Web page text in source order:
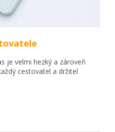
je velmi hezký a zároveň
cestovatel a držitel